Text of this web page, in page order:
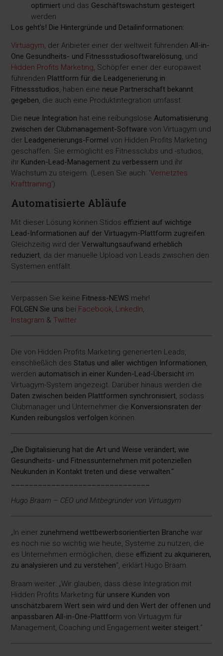
optimiert und das Geschäftswachstum gesteigert
werden.
Los geht's! Die Hintergründe und Detailinformationen:
Virtuagym, der Anbieter einer der weltweit führendenAll-in-
One Gesundheits- und Fitnessstudiosoftwarelösung, und
Hidden Profits Marketing, Schöpfer einer der europaweit
führenden Plattform für die Leadgenerierung in
Fitnessstudios, haben eine neue Partnerschaft bekannt
gegeben, die auch eine Produktintegration umfasst.
Die neue Integration hat eine reibungsloseAutomatisierung
zwischen der Clubmanagement-Software von Virtuagym und
der Leadgenerierungs-Formel von Hidden Profits Marketing
geschaffen. Sie ermöglicht es Fitnessclubs und -studios,
ihr Kunden-Lead-Management zu verbessern und ihr
Wachstum zu steigern. (Lesen Sie auch: 'Vernetztes
Krafttraining')
Automatisierte Abläufe
Mit dieser Lösung können Stidos effizient auf wichtige
Lead-Informationen auf der Virtuagym-Plattform zugreifen.
Gleichzeitig wird derVerwaltungsaufwand erheblich
reduziert, da der manuelle Upload von Leads zwischen den
Systemen entfällt.
Verpassen Sie keine Fitness-NEWS mehr!
FOLGEN Sie uns bei Facebook, LinkedIn,
Instagram &Twitter
Die von Hidden Profits Marketing generierten Leads,
einschließlich desStatus und aller wichtigen Informationen,
werden automatisch in einer Kunden-Lead-Übersicht im
Virtuagym-System angezeigt. Darüber hinaus werden die
Daten zwischen beiden Plattformen synchronisiert, sodass
Clubmanager und Unternehmer die Konversionsraten der
Kunden reibungslos verfolgen können.
„Die Digitalisierung hat die Art und Weise verändert, wie
Gesundheits- und Fitnessunternehmen mit potenziellen
Neukunden in Kontakt treten und diese verwalten.“
Hugo Braam – CEO und Mitbegründer von Virtuagym
„In einer zunehmend wettbewerbsorientierten Branche war
es noch nie so wichtig wie heute, Systeme zu nutzen, die
es Unternehmen ermöglichen, diese effizient zu akquirieren,
zu analysieren und zu verstehen“, erklärt Hugo Braam.
Braam weiter: „Wir glauben, dass diese Integration mit
Hidden Profits Marketingfür unsere Kunden von
unschätzbarem Wert sein wird und den Wert der offenen und
anpassbaren All-in-One-Plattform von Virtuagym für
Management, Coaching und Engagementweiter steigert. “